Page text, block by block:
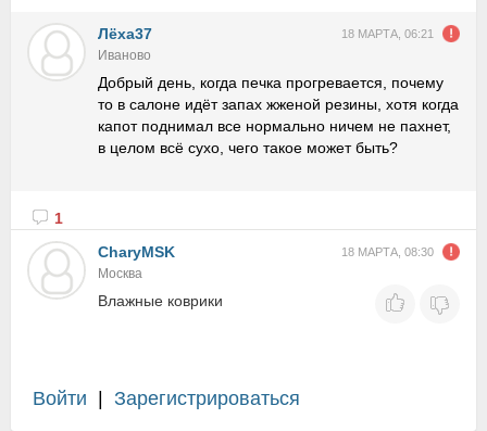
Лёха37 18 МАРТА, 06:21
Иваново
Добрый день, когда печка прогревается, почему
то в салоне идёт запах жженой резины, хотя когда
капот поднимал все нормально ничем не пахнет,
в целом всё сухо, чего такое может быть?
1
CharyMSK
18 МАРТА, 08:30
Москва
Влажные коврики
Войти Зарегистрироваться